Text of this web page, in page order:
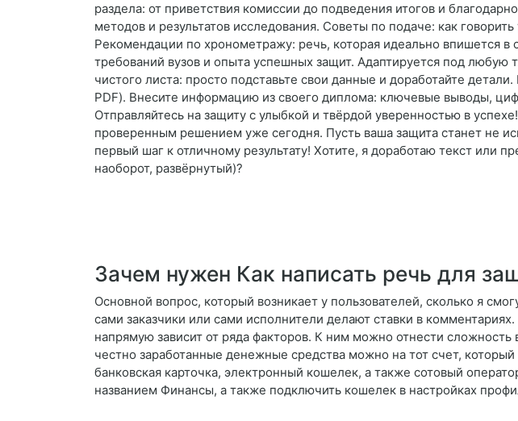
раздела: от приветствия комиссии до подведения итогов и
методов и результатов исследования. Советы по подаче: как
Рекомендации по хронометражу: речь, которая идеально впишется
требований вузов и опыта успешных защит. Адаптируется под
чистого листа: просто подставьте свои данные и доработайте
PDF). Внесите информацию из своего диплома: ключевые выводы,
Отправляйтесь на защиту с улыбкой и твёрдой уверенностью в
проверенным решением уже сегодня. Пусть ваша защита станет не
первый шаг к отличному результату! Хотите, я доработаю текст
наоборот, развёрнутый)?
Зачем нужен Как написать речь для
Основной вопрос, который возникает у пользователей, сколько я
сами заказчики или сами исполнители делают ставки в
напрямую зависит от ряда факторов. К ним можно отнести
честно заработанные денежные средства можно на тот счет,
банковская карточка, электронный кошелек, а также сотовый
названием Финансы, а также подключить кошелек в настройках